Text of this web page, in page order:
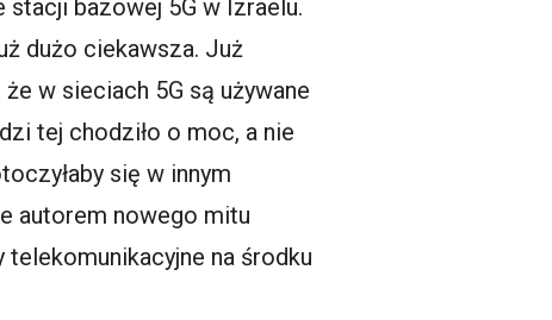
bazowej 5G w Izraelu.
dużo ciekawsza. Już
w sieciach 5G są używane
tej chodziło o moc, a nie
się w innym
autorem nowego mitu
na środku